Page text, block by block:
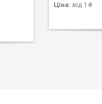
Ціна: від 1 ₴